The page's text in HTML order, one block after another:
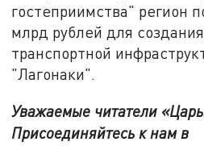
гостеприимства" регион
млрд рублей для
транспортной
"Лагонаки".
Уважаемые читатели
Присоединяйтесь к нам в